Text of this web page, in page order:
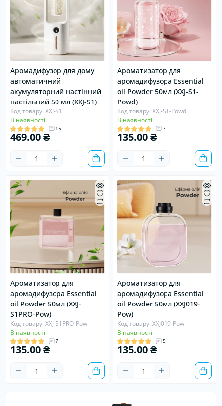
Аромадифузор для дому
автоматичний
акумуляторний настінний
настільний 50 мл (XXJ-S1)
Код товару: XXJ-S1
В наявності
15
469.00 ₴
Ароматизатор для
аромадифузора Essential
oil Powder 50мл (XXJ-S1-
Powd)
Код товару: XXJ-S1-Powd
В наявності
7
135.00 ₴
Ароматизатор для
аромадифузора Essential
oil Powder 50мл (XXJ-
S1PRO-Pow)
Код товару: XXJ-S1PRO-Pow
В наявності
7
135.00 ₴
Ароматизатор для
аромадифузора Essential
oil Powder 50мл (XXJ019-
Pow)
Код товару: XXJ019-Pow
В наявності
5
135.00 ₴